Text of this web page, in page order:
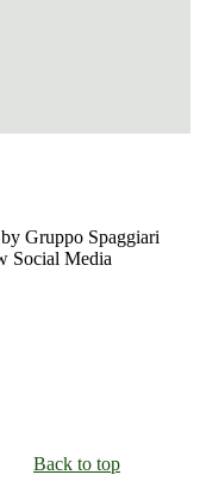
Gruppo Spaggiari
Social Media
Back to top